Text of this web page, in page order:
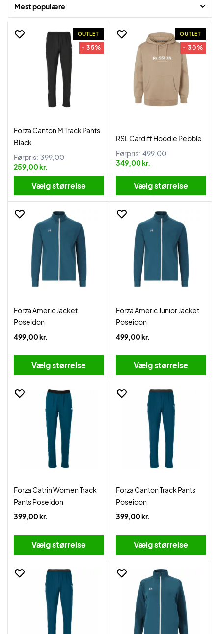
tilbud og de mest populære badminton træningsdragter på lager.
Mest populære
OUTLET
- 35%
Forza Canton M Track Pants
Black
Førpris: 399,00
259,00 kr.
Vælg størrelse
OUTLET
- 30%
RSL Cardiff Hoodie Pebble
Førpris: 499,00
349,00 kr.
Vælg størrelse
Forza Americ Jacket
Poseidon
499,00 kr.
Vælg størrelse
Forza Americ Junior Jacket
Poseidon
499,00 kr.
Vælg størrelse
Forza Catrin Women Track
Pants Poseidon
399,00 kr.
Vælg størrelse
Forza Canton Track Pants
Poseidon
399,00 kr.
Vælg størrelse